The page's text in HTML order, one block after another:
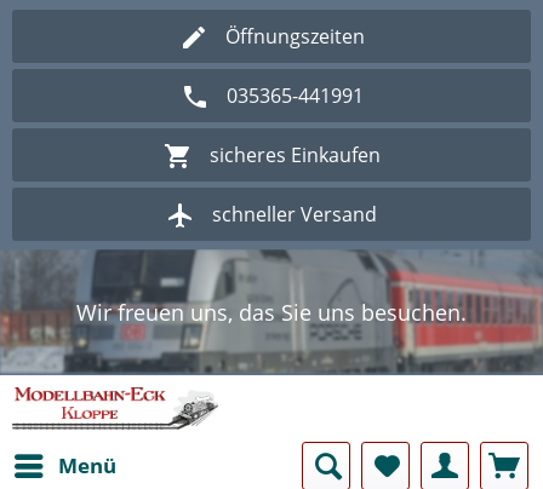
Öffnungszeiten
035365-441991
sicheres Einkaufen
schneller Versand
Wir freuen uns, das Sie uns besuchen.
Herzlich Willkommen im Onlineshop
Modellbahn - Eck Kloppe.
Wir freuen uns, das Sie uns besuchen.
Herzlich Willkommen im Onlineshop
Modellbahn - Eck Kloppe.
Menü